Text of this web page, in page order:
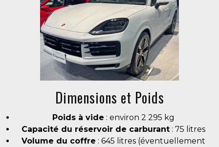
Dimensions et Poids
Poids à vide : environ 2 295 kg
Capacité du réservoir de carburant: 75 litres
Volume du coffre : 645 litres (éventuellement